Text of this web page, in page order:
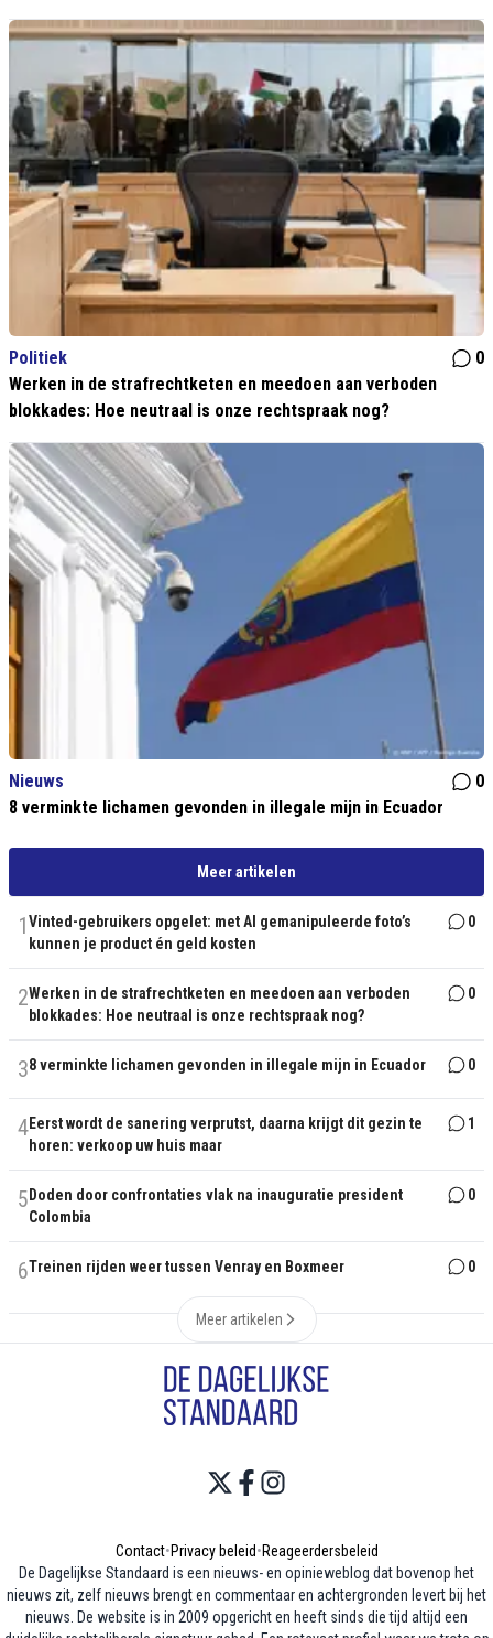
Politiek
0
Werken in de strafrechtketen en meedoen aan verboden
blokkades: Hoe neutraal is onze rechtspraak nog?
Nieuws
0
8 verminkte lichamen gevonden in illegale mijn in Ecuador
Meer artikelen
1Vinted-gebruikers opgelet: met AI gemanipuleerde foto’s
kunnen je product én geld kosten
0
2Werken in de strafrechtketen en meedoen aan verboden
blokkades: Hoe neutraal is onze rechtspraak nog?
0
38 verminkte lichamen gevonden in illegale mijn in Ecuador 0
4Eerst wordt de sanering verprutst, daarna krijgt dit gezin te
horen: verkoop uw huis maar
1
5 Doden door confrontaties vlak na inauguratie president
Colombia
0
6Treinen rijden weer tussen Venray en Boxmeer 0
Meer artikelen
Contact•Privacy beleid•Reageerdersbeleid
De Dagelijkse Standaard is een nieuws- en opinieweblog dat bovenop het
nieuws zit, zelf nieuws brengt en commentaar en achtergronden levert bij het
nieuws. De website is in 2009 opgericht en heeft sinds die tijd altijd een